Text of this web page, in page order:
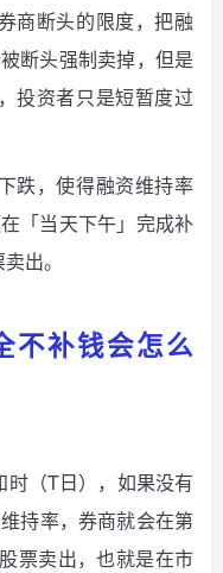
商断头的限度，把融
断头强制卖掉，但是
投资者只是短暂度过
跌，使得融资维持率
「当天下午」完成补
出。
不补钱会怎么
（T日），如果没有
持率，券商就会在第
票卖出，也就是在市